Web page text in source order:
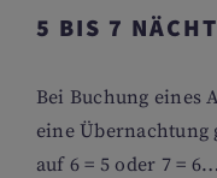
5 BIS 7
Bei Buchung eines
eine Übernachtung
auf 6 = 5 oder 7 =